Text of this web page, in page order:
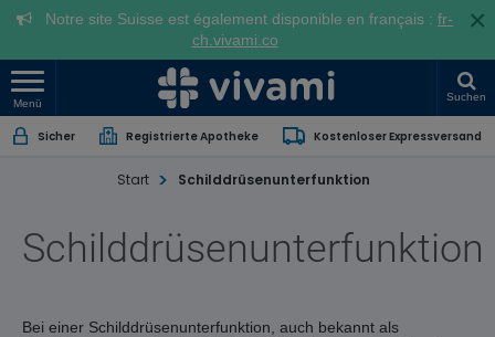
Notre site Suisse est également disponible en français : fr-
ch.vivami.co
×
Menü
Suchen
Sicher Registrierte Apotheke Kostenloser Expressversand
Start Schilddrüsenunterfunktion
Schilddrüsenunterfunktion
Bei einer Schilddrüsenunterfunktion, auch bekannt als